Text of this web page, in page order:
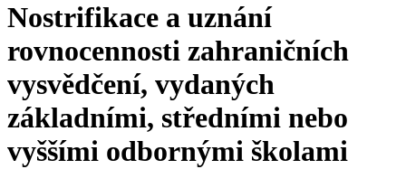
Nostrifikace a uznání
rovnocennosti zahraničních
vysvědčení, vydaných
základními, středními nebo
vyššími odbornými školami